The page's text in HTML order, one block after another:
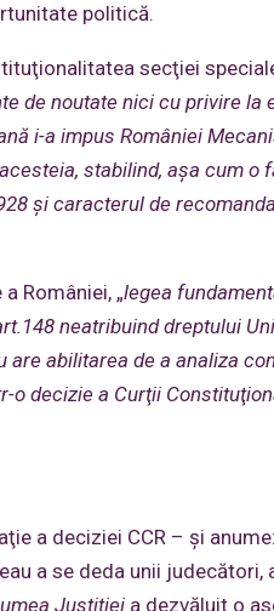
politică.
secţiei
de noutate nici cu privire
i-a impus României
stabilind, aşa cum
şi caracterul de
României, „legea
neatribuind dreptului
abilitarea de a analiza
decizie a Curţii
a deciziei CCR – şi
a se deda unii
Justiţiei a dezvăluit o